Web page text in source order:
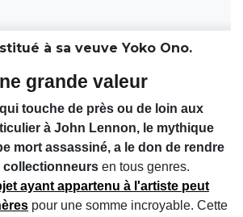
à sa veuve Yoko Ono.
grande valeur
touche de près ou de loin aux
à John Lennon, le mythique
mort assassiné, a le don de rendre
collectionneurs en tous genres.
ayant appartenu à l'artiste peut
pour une somme incroyable. Cette